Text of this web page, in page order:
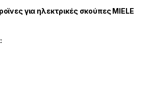
για ηλεκτρικές σκούπες MIELE